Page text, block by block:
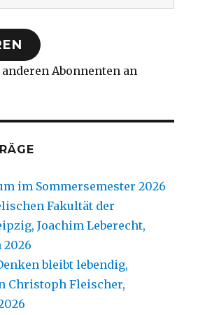
Abonnenten an
im Sommersemester 2026
Fakultät der
Joachim Leberecht,
bleibt lebendig,
Christoph Fleischer,